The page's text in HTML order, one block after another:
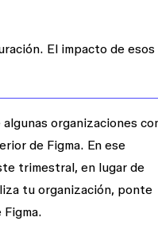
El impacto de esos
organizaciones
de Figma. En ese
trimestral, en lugar de
tu organización, ponte